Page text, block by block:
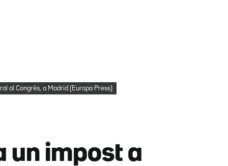
al Congrés, a Madrid (Europa Press)
un impost a